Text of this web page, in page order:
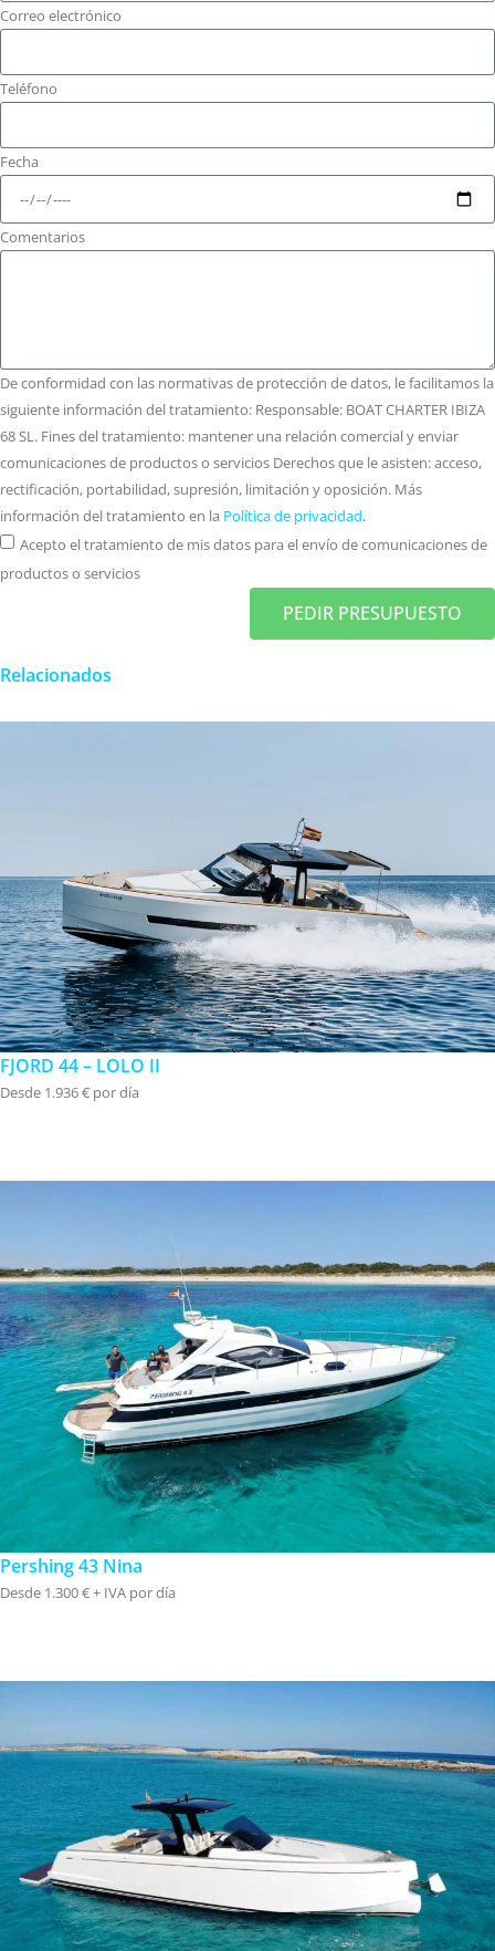
Correo electrónico
Teléfono
Fecha
Comentarios
De conformidad con las normativas de protección de datos, le facilitamos la
siguiente información del tratamiento: Responsable: BOAT CHARTER IBIZA
68 SL. Fines del tratamiento: mantener una relación comercial y enviar
comunicaciones de productos o servicios Derechos que le asisten: acceso,
rectificación, portabilidad, supresión, limitación y oposición. Más
información del tratamiento en la Política de privacidad.
Acepto el tratamiento de mis datos para el envío de comunicaciones de
productos o servicios
PEDIR PRESUPUESTO
Relacionados
FJORD 44 – LOLO II
Desde 1.936 € por día
Pershing 43 Nina
Desde 1.300 € + IVA por día